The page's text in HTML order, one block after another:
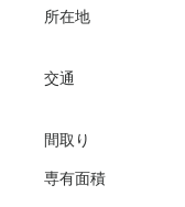
所在地
交通
間取り
専有面積